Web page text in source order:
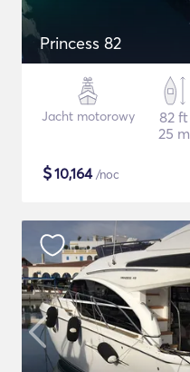
Princess 82
Jacht motorowy
82 ft
25 m
$10,164/noc